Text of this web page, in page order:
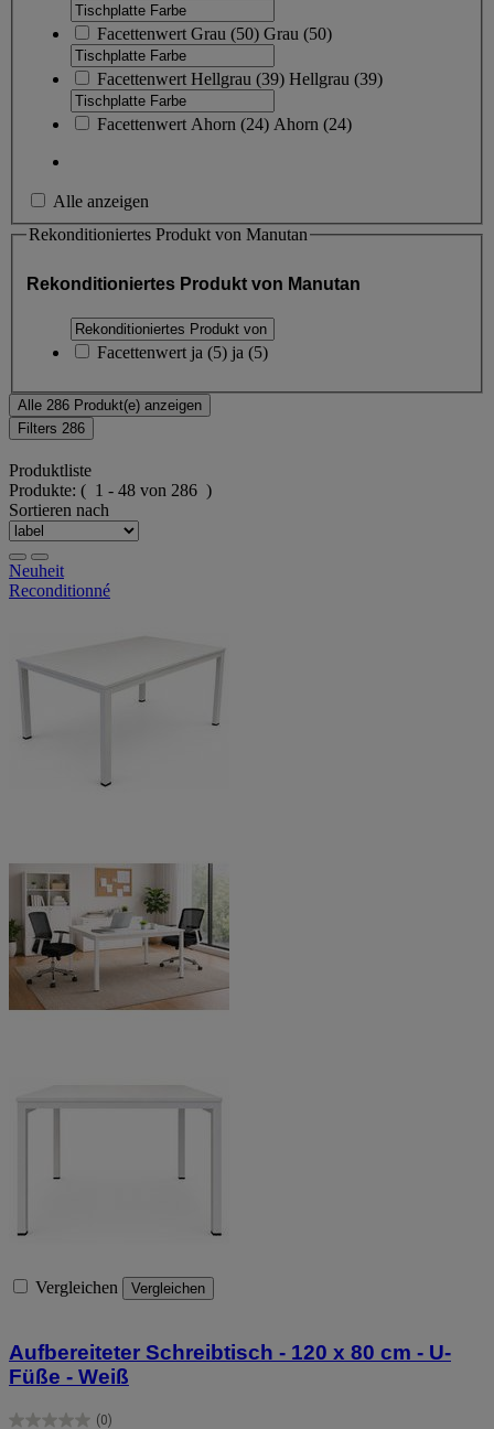
Facettenwert Grau (50) Grau (50)
Facettenwert Hellgrau (39) Hellgrau (39)
Facettenwert Ahorn (24) Ahorn (24)
Alle anzeigen
Rekonditioniertes Produkt von Manutan
Rekonditioniertes Produkt von Manutan
Facettenwert ja (5) ja (5)
Alle 286 Produkt(e) anzeigen
Filters 286
Produktliste
Produkte: ( 1 - 48 von 286 )
Sortieren nach
Neuheit
Reconditionné
Vergleichen Vergleichen
Aufbereiteter Schreibtisch - 120 x 80 cm - U-
Füße - Weiß
(0)